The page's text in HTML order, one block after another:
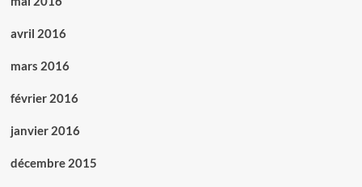
avril 2016
mars 2016
février 2016
janvier 2016
décembre 2015